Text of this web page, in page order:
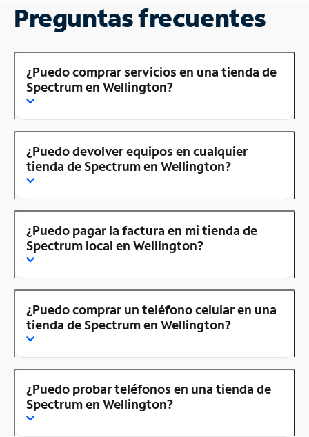
Preguntas frecuentes
¿Puedo comprar servicios en una tienda de
Spectrum en Wellington?
¿Puedo devolver equipos en cualquier
tienda de Spectrum en Wellington?
¿Puedo pagar la factura en mi tienda de
Spectrum local en Wellington?
¿Puedo comprar un teléfono celular en una
tienda de Spectrum en Wellington?
¿Puedo probar teléfonos en una tienda de
Spectrum en Wellington?